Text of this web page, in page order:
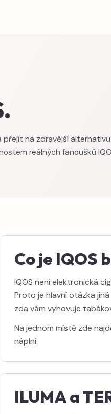
na zdravější
reálných fanoušků
Co je IQOS
IQOS není elektronická
Proto je hlavní otázka
zda vám vyhovuje
Na jednom místě zde
náplní.
ILUMA a